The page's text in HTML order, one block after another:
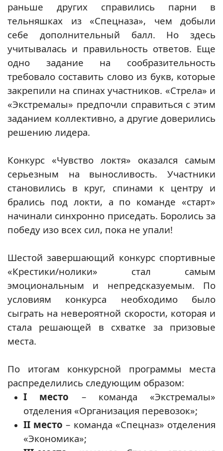
раньше других справились парни в
тельняшках из «Спецназа», чем добыли
себе дополнительный балл. Но здесь
учитывалась и правильность ответов. Еще
одно задание на сообразительность
требовало составить слово из букв, которые
закрепили на спинах участников. «Стрела» и
«Экстремалы» предпочли справиться с этим
заданием коллективно, а другие доверились
решению лидера.
Конкурс «Чувство локтя» оказался самым
серьезным на выносливость. Участники
становились в круг, спинами к центру и
брались под локти, а по команде «старт»
начинали синхронно приседать. Боролись за
победу изо всех сил, пока не упали!
Шестой завершающий конкурс спортивные
«Крестики/нолики» стал самым
эмоциональным и непредсказуемым. По
условиям конкурса необходимо было
сыграть на невероятной скорости, которая и
стала решающей в схватке за призовые
места.
По итогам конкурсной программы места
распределились следующим образом:
I место – команда «Экстремалы»
отделения «Организация перевозок»;
II место– команда «Спецназ» отделения
«Экономика»;